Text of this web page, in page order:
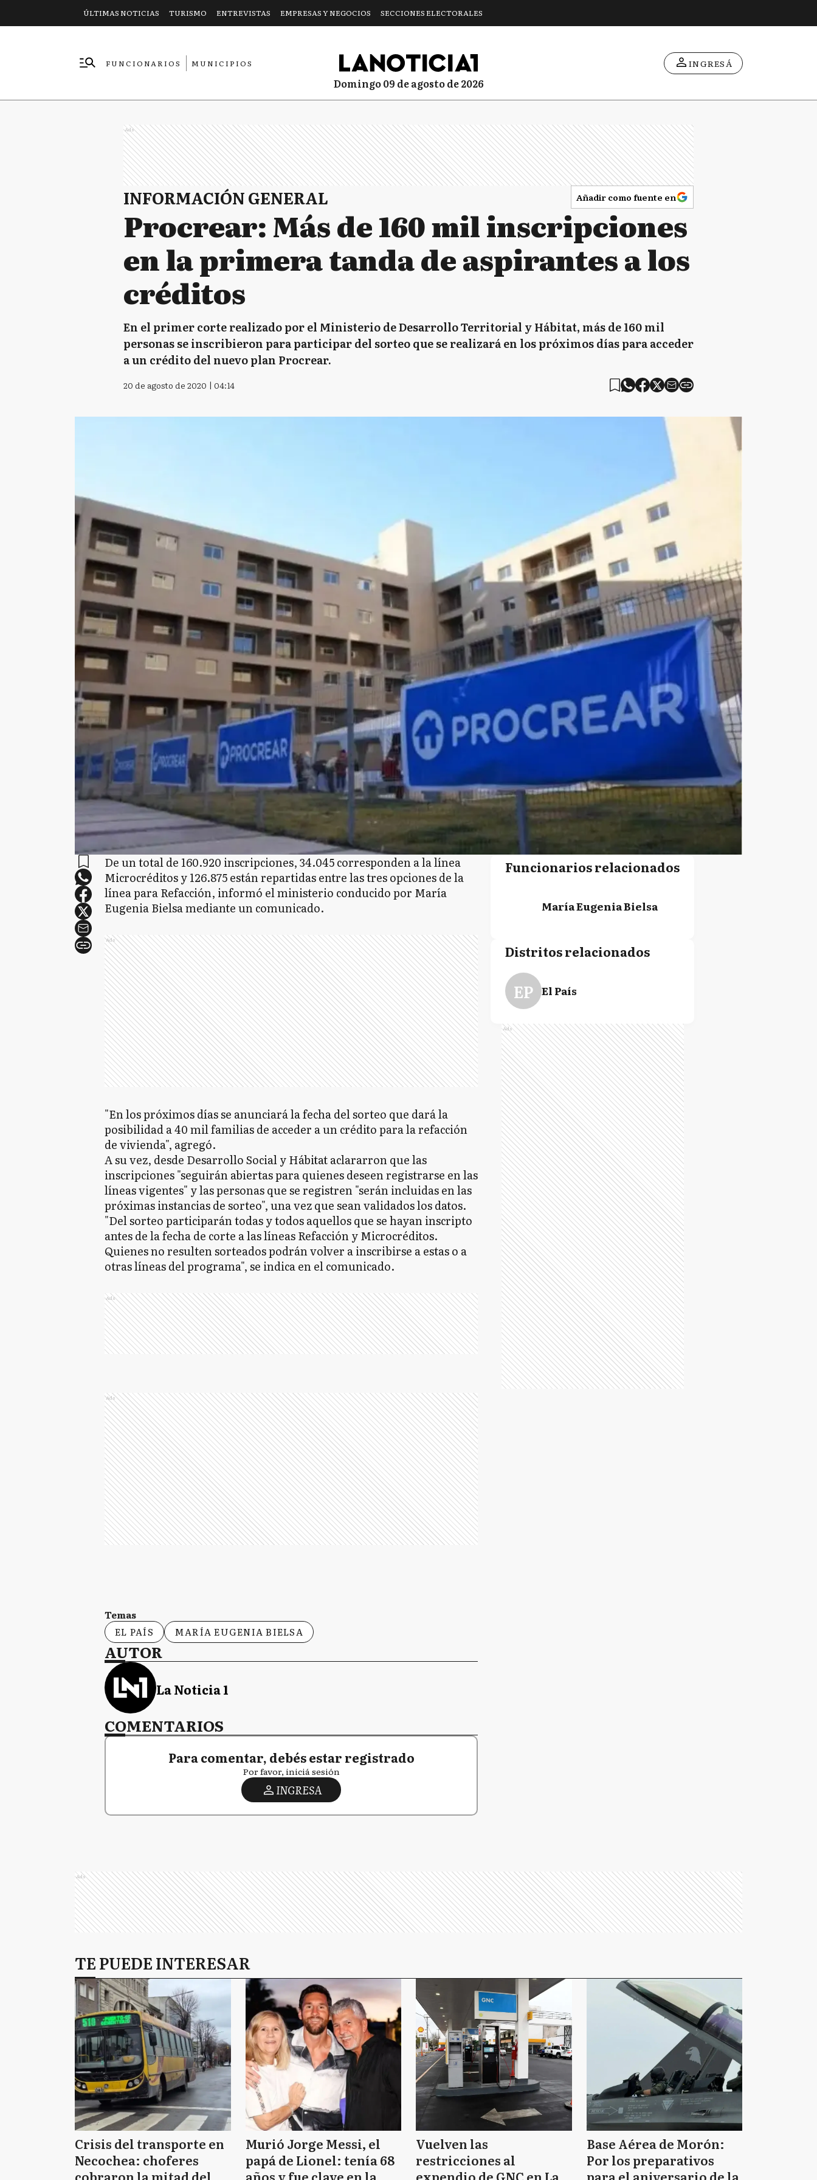
ÚLTIMAS NOTICIAS TURISMO ENTREVISTAS EMPRESAS Y NEGOCIOS SECCIONES ELECTORALES
FUNCIONARIOS
MUNICIPIOS
domingo 09 de agosto de 2026
INGRESÁ
Ads
INFORMACIÓN GENERAL Añadir como fuente en
Procrear: Más de 160 mil inscripciones
en la primera tanda de aspirantes a los
créditos
En el primer corte realizado por el Ministerio de Desarrollo Territorial y Hábitat, más de 160 mil
personas se inscribieron para participar del sorteo que se realizará en los próximos días para acceder
a un crédito del nuevo plan Procrear.
20 de agosto de 2020 | 04:14
De un total de 160.920 inscripciones, 34.045 corresponden a la línea
Microcréditos y 126.875 están repartidas entre las tres opciones de la
línea para Refacción, informó el ministerio conducido por María
Eugenia Bielsa mediante un comunicado.
Ads
"En los próximos días se anunciará la fecha del sorteo que dará la
posibilidad a 40 mil familias de acceder a un crédito para la refacción
de vivienda", agregó.
A su vez, desde Desarrollo Social y Hábitat aclararron que las
inscripciones "seguirán abiertas para quienes deseen registrarse en las
líneas vigentes" y las personas que se registren "serán incluidas en las
próximas instancias de sorteo", una vez que sean validados los datos.
"Del sorteo participarán todas y todos aquellos que se hayan inscripto
antes de la fecha de corte a las líneas Refacción y Microcréditos.
Quienes no resulten sorteados podrán volver a inscribirse a estas o a
otras líneas del programa", se indica en el comunicado.
Ads
Ads
Temas
EL PAÍS
MARÍA EUGENIA BIELSA
AUTOR
La Noticia 1
COMENTARIOS
Para comentar, debés estar registrado
Por favor, iniciá sesión
INGRESA
Funcionarios relacionados
María Eugenia Bielsa
Distritos relacionados
EP El País
Ads
Ads
TE PUEDE INTERESAR
Crisis del transporte en
Necochea: choferes
cobraron la mitad del
Murió Jorge Messi, el
papá de Lionel: tenía 68
años y fue clave en la
Vuelven las
restricciones al
expendio de GNC en La
Base Aérea de Morón:
Por los preparativos
para el aniversario de la